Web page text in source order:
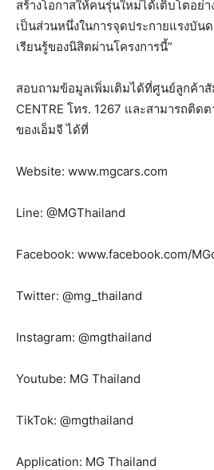
สร้างโอกาสให้คนรุ่นใหม่ได้เติบโตอย่
เป็นส่วนหนึ่งในการจุดประกายแรงบัน
เรียนรู้ของนิสิตผ่านโครงการนี้”
สอบถามข้อมูลเพิ่มเติมได้ที่ศูนย์ลูกค้าสั
CENTRE โทร. 1267 และสามารถติด
ของเอ็มจี ได้ที่
Website: www.mgcars.com
Line: @MGThailand
Facebook: www.facebook.com/
Twitter: @mg_thailand
Instagram: @mgthailand
Youtube: MG Thailand
TikTok: @mgthailand
Application: MG Thailand